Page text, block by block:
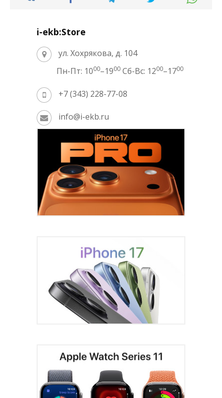
i-ekb:Store
ул. Хохрякова, д. 104
Пн-Пт: 1000–1900 Сб-Вс: 1200–1700
+7 (343) 228-77-08
info@i-ekb.ru